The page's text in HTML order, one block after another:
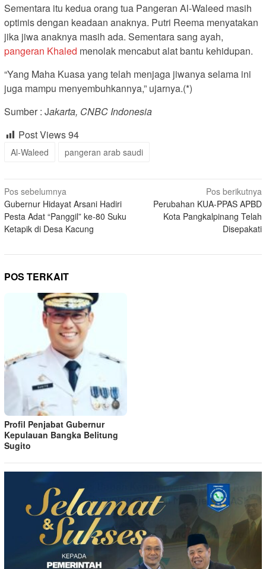
Sementara itu kedua orang tua Pangeran Al-Waleed masih
optimis dengan keadaan anaknya. Putri Reema menyatakan
jika jiwa anaknya masih ada. Sementara sang ayah,
pangeran Khaled menolak mencabut alat bantu kehidupan.
“Yang Maha Kuasa yang telah menjaga jiwanya selama ini
juga mampu menyembuhkannya,” ujarnya.(*)
Sumber : Jakarta, CNBC Indonesia
Post Views94
Al-Waleed pangeran arab saudi
Navigasi
pos
Pos sebelumnya
Gubernur Hidayat Arsani Hadiri
Pesta Adat “Panggil” ke-80 Suku
Ketapik di Desa Kacung
Pos berikutnya
Perubahan KUA-PPAS APBD
Kota Pangkalpinang Telah
Disepakati
POS TERKAIT
Profil Penjabat Gubernur
Kepulauan Bangka Belitung
Sugito